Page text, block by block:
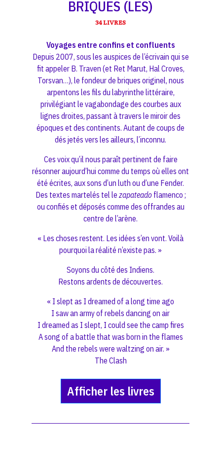
BRIQUES (LES)
34 LIVRES
Voyages entre confins et confluents
Depuis 2007, sous les auspices de l’écrivain qui se
fit appeler B. Traven (et Ret Marut, Hal Croves,
Torsvan…), le fondeur de briques originel, nous
arpentons les fils du labyrinthe littéraire,
privilégiant le vagabondage des courbes aux
lignes droites, passant à travers le miroir des
époques et des continents. Autant de coups de
dés jetés vers les ailleurs, l’inconnu.
Ces voix qu’il nous paraît pertinent de faire
résonner aujourd’hui comme du temps où elles ont
été écrites, aux sons d’un luth ou d’une Fender.
Des textes martelés tel le zapateadoflamenco ;
ou confiés et déposés comme des offrandes au
centre de l’arène.
« Les choses restent. Les idées s’en vont. Voilà
pourquoi la réalité n’existe pas. »
Soyons du côté des Indiens.
Restons ardents de découvertes.
« I slept as I dreamed of a long time ago
I saw an army of rebels dancing on air
I dreamed as I slept, I could see the camp fires
A song of a battle that was born in the flames
And the rebels were waltzing on air. »
The Clash
Afficher les livres